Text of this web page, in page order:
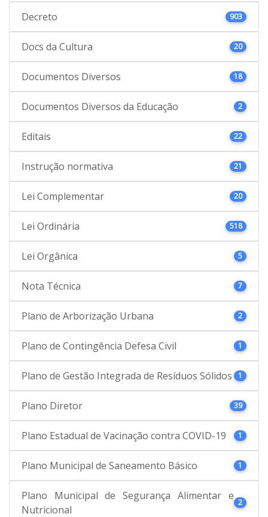
Decreto 903
Docs da Cultura 20
Documentos Diversos 18
Documentos Diversos da Educação 2
Editais 22
Instrução normativa 21
Lei Complementar 20
Lei Ordinária 518
Lei Orgânica 5
Nota Técnica 7
Plano de Arborização Urbana 2
Plano de Contingência Defesa Civil 1
Plano de Gestão Integrada de Resíduos Sólidos 1
Plano Diretor 39
Plano Estadual de Vacinação contra COVID-19 1
Plano Municipal de Saneamento Básico 1
Plano Municipal de Segurança Alimentar e
Nutricional
2